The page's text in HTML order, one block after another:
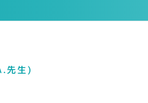
先生)